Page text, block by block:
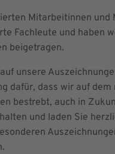
Mitarbeitinnen und
Fachleute und haben
beigetragen.
unsere
dafür, dass wir auf dem
bestrebt, auch in
und laden Sie